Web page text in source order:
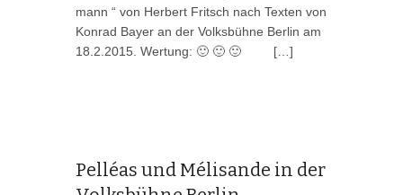
mann “ von Herbert Fritsch nach Texten von
Konrad Bayer an der Volksbühne Berlin am
18.2.2015. Wertung: 🙂 🙂 🙂 […]
Pelléas und Mélisande in der